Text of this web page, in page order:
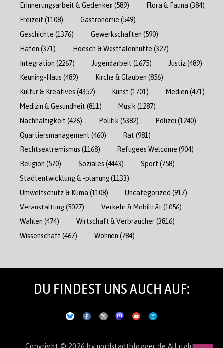
Erinnerungsarbeit & Gedenken (589) Flora & Fauna (384)
Freizeit (1108) Gastronomie (549)
Geschichte (1376) Gewerkschaften (590)
Hafen (371) Hoesch & Westfalenhütte (327)
Integration (2267) Jugendarbeit (1675) Justiz(489)
Keuning-Haus (489) Kirche & Glauben (856)
Kultur & Kreatives (4352) Kunst (1701) Medien (471)
Medizin & Gesundheit (811) Musik (1287)
Nachhaltigkeit (426) Politik (5382) Polizei (1240)
Quartiersmanagement (460) Rat (981)
Rechtsextremismus (1168) Refugees Welcome (904)
Religion (570) Soziales (4443) Sport (758)
Stadtentwicklung & -planung(1133)
Umweltschutz & Klima (1108) Uncategorized (917)
Veranstaltung(5027) Verkehr & Mobilität (1056)
Wahlen (474) Wirtschaft & Verbraucher(3816)
Wissenschaft (467) Wohnen (784)
DU FINDEST UNS AUCH AUF:
Copyright © 2026 by nordstadtblogger.de All rights